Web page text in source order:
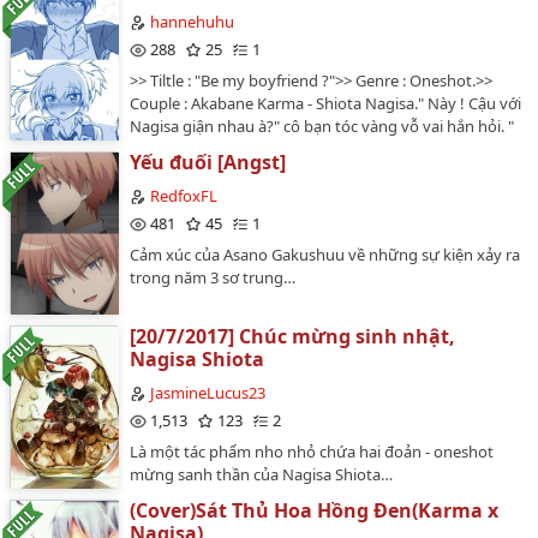
hannehuhu
288
25
1
>> Tiltle : "Be my boyfriend ?">> Genre : Oneshot.>>
Couple : Akabane Karma - Shiota Nagisa." Này ! Cậu với
Nagisa giận nhau à?" cô bạn tóc vàng vỗ vai hắn hỏi. "
theo đuổi cậu ấy" như chẳng biết mình vừa tung ra
thông tin chấn động nhường nào, tên tóc đỏ dửng
dưng trả lời.…
Yếu đuối [Angst]
RedfoxFL
481
45
1
Cảm xúc của Asano Gakushuu về những sự kiện xảy ra
trong năm 3 sơ trung…
[20/7/2017] Chúc mừng sinh nhật,
Nagisa Shiota
JasmineLucus23
1,513
123
2
Là một tác phẩm nho nhỏ chứa hai đoản - oneshot
mừng sanh thần của Nagisa Shiota…
(Cover)Sát Thủ Hoa Hồng Đen(Karma x